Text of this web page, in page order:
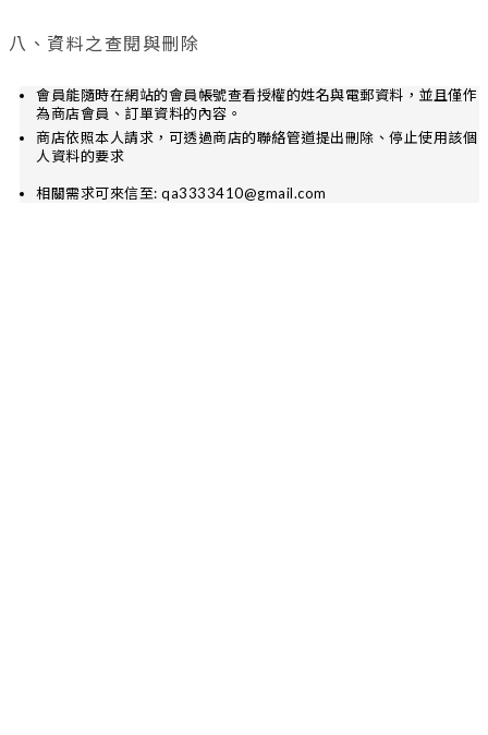
八、 資料之查閱與刪除
會員能隨時在網站的會員帳號查看授權的姓名與電郵資料，並且僅作
為商店會員、訂單資料的內容。
商店依照本人請求，可透過商店的聯絡管道提出刪除、停止使用該個
人資料的要求
相關需求可來信至: qa3333410@gmail.com